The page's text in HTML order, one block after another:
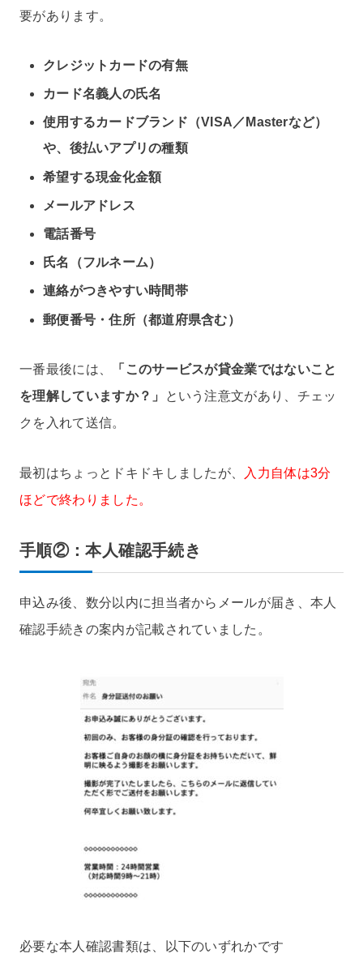
要があります。
クレジットカードの有無
カード名義人の氏名
使用するカードブランド（VISA／Masterなど）
や、後払いアプリの種類
希望する現金化金額
メールアドレス
電話番号
氏名（フルネーム）
連絡がつきやすい時間帯
郵便番号・住所（都道府県含む）
一番最後には、
「このサービスが貸金業ではないこと
を理解していますか？」
という注意文があり、チェッ
クを入れて送信。
最初はちょっとドキドキしましたが、
入力自体は3分
ほどで終わりました。
手順②：本人確認手続き
申込み後、数分以内に担当者からメールが届き、本人
確認手続きの案内が記載されていました。
必要な本人確認書類は、以下のいずれかです